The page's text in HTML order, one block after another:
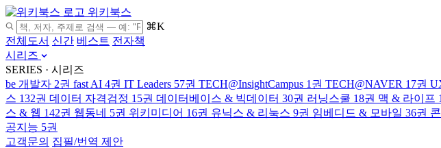
위키북스
⌘K
전체도서 신간 베스트 전자책
시리즈
SERIES · 시리즈
be 개발자 2권 fast AI 4권 IT Leaders 57권 TECH@InsightCampus 1권 TECH@NAVER 17권
스 132권 데이터 자격검정 15권 데이터베이스 & 빅데이터 30권 러닝스쿨 18권 맥 & 라이프
스 & 웹 142권 웹동네 5권 위키미디어 16권 유닉스 & 리눅스 9권 임베디드 & 모바일 36권
공지능 5권
고객문의 집필/번역 제안